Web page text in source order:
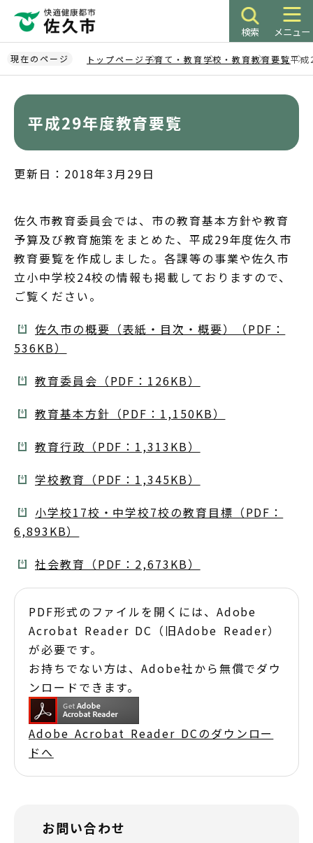
ペ
ー
ジ
検索 メニュー
現在のページ トップページ 子育て・教育学校・教育教育要覧平成
平成29年度教育要覧
更新日：2018年3月29日
佐久市教育委員会では、市の教育基本方針や教育
予算及び教育施策をまとめた、平成29年度佐久市
教育要覧を作成しました。各課等の事業や佐久市
立小中学校24校の情報も掲載しておりますので、
ご覧ください。
佐久市の概要（表紙・目次・概要）（PDF：
536KB）
教育委員会（PDF：126KB）
教育基本方針（PDF：1,150KB）
教育行政（PDF：1,313KB）
学校教育（PDF：1,345KB）
小学校17校・中学校7校の教育目標（PDF：
6,893KB）
社会教育（PDF：2,673KB）
PDF形式のファイルを開くには、Adobe
Acrobat Reader DC（旧Adobe Reader）
が必要です。
お持ちでない方は、Adobe社から無償でダウ
ンロードできます。
Adobe Acrobat Reader DCのダウンロー
ドへ
お問い合わせ